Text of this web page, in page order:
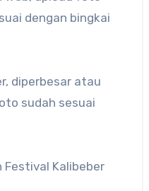
dengan bingkai
diperbesar atau
sudah sesuai
Festival Kalibeber